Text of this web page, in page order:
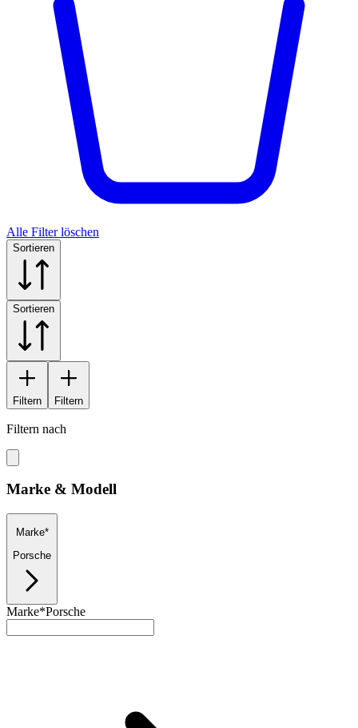
Alle Filter löschen
Sortieren
Sortieren
Filtern Filtern
Filtern nach
Marke & Modell
Marke*
Porsche
Marke*Porsche